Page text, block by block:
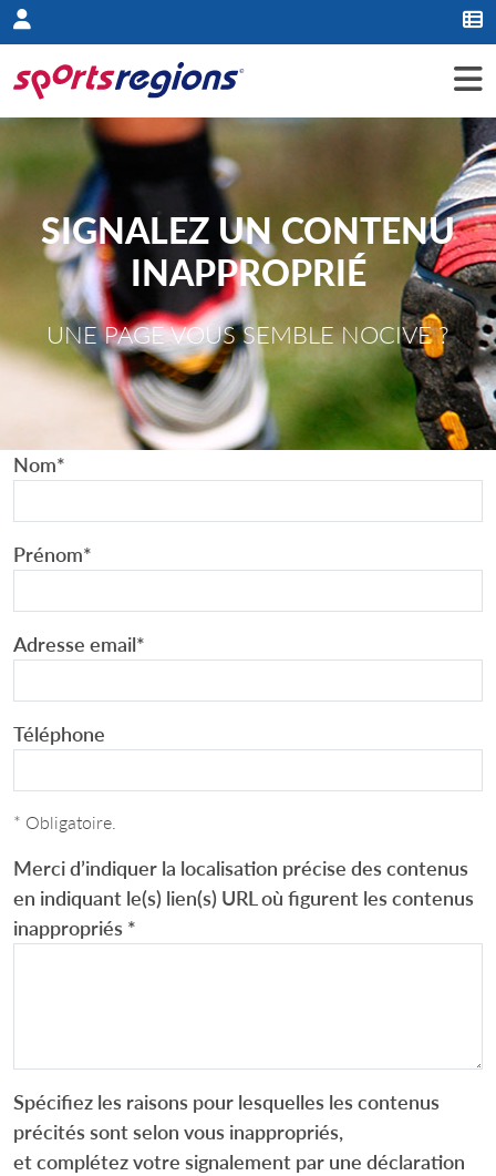
Panneau de gestion des cookies
SIGNALEZ UN CONTENU
INAPPROPRIÉ
UNE PAGE VOUS SEMBLE NOCIVE ?
Nom*
Prénom*
Adresse email*
Téléphone
* Obligatoire.
Merci d’indiquer la localisation précise des contenus
en indiquant le(s) lien(s) URL où figurent les contenus
inappropriés *
Spécifiez les raisons pour lesquelles les contenus
précités sont selon vous inappropriés,
et complétez votre signalement par une déclaration